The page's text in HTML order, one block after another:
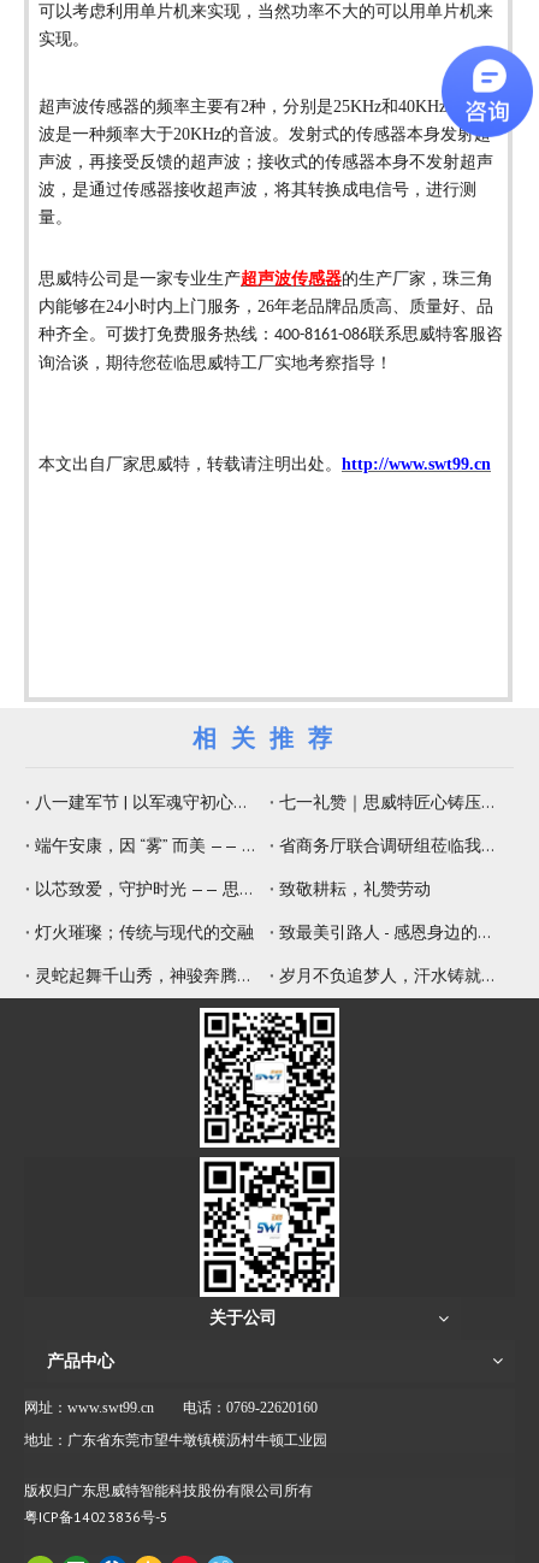
可以考虑利用单片机来实现，当然功率不大的可以用单片机来
实现。
超声波传感器的频率主要有2种，分别是25KHz和40KHz ；超声
波是一种频率大于20KHz的音波。发射式的传感器本身发射超
声波，再接受反馈的超声波；接收式的传感器本身不发射超声
波，是通过传感器接收超声波，将其转换成电信号，进行测
量。
思威特公司 是一家专业生产超声波传感器的生产厂家， 珠三角
内能够在24小时内上门服务，26年老品牌品质高、质量好、品
种齐全。 可拨打免费服务热线： 400-8161-086联系思威特客服咨
询洽谈，期待您莅临思威特工厂实地考察指导！
本文出自厂家思威特，转载请注明出处。 http://www.swt99.cn
相关推荐
八一建军节 | 以军魂守初心，以精工铸品质
七一礼赞｜思威特匠心铸压电元器件，纳米微孔片佑健康生活
端午安康，因 “雾” 而美 —— 思威特压电雾化片，守护嗅觉与健康
省商务厅联合调研组莅临我司调研 赋能专精特新提质增效
以芯致爱，守护时光 —— 思威特致敬母亲节
致敬耕耘，礼赞劳动
灯火璀璨；传统与现代的交融
致最美引路人 - 感恩身边的师傅
灵蛇起舞千山秀，神骏奔腾九野新
岁月不负追梦人，汗水铸就辉煌年
关于公司
产品中心
网址：www.swt99.cn 电话：0769-22620160
地址：广东省东莞市望牛墩镇横沥村牛顿工业园
版权归广东思威特智能科技股份有限公司所有
粤ICP备14023836号-5